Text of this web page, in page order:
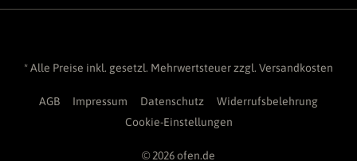
* Alle Preise inkl. gesetzl. Mehrwertsteuer zzgl. Versandkosten
AGB Impressum Datenschutz
Widerrufsbelehrung
Cookie-Einstellungen
© 2026 ofen.de